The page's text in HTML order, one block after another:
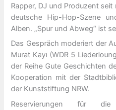
Rapper, DJ und Produzent
deutsche Hip-Hop-Szene
Alben. „Spur und Abweg“ ist
Das Gespräch moderiert der
Murat Kayı (WDR 5
der Reihe Gute Geschichten
Kooperation mit der
der Kunststiftung NRW.
Reservierungen für die